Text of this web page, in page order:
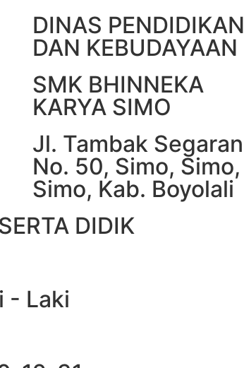
DINAS PENDIDIKAN
DAN KEBUDAYAAN
SMK BHINNEKA
KARYA SIMO
Jl. Tambak Segaran
No. 50, Simo, Simo,
Simo, Kab. Boyolali
DIDIK
- Laki